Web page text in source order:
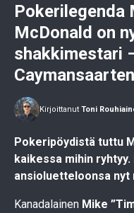
Pokerilegenda
McDonald on
shakkimestari
Kirjoittanut Toni
Pokeripöydistä tuttu
kaikessa mihin
ansioluetteloonsa nyt
Kanadalainen Mike